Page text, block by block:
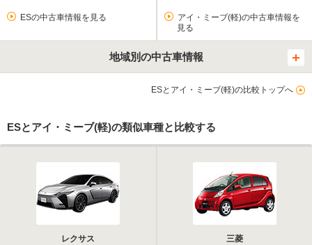
ESの中古車情報を見る
アイ・ミーブ(軽)の中古車情報を
見る
地域別の中古車情報
ESとアイ・ミーブ(軽)の比較トップへ
ESとアイ・ミーブ(軽)の類似車種と比較する
レクサス
三菱